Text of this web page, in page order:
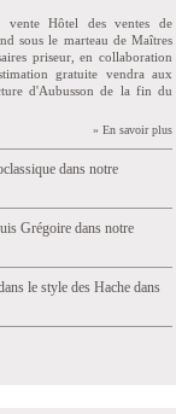
vente Hôtel des ventes de
sous le marteau de Maîtres
priseur, en collaboration
gratuite vendra aux
d'Aubusson de la fin du
» En savoir plus
dans notre
Grégoire dans notre
le style des Hache dans